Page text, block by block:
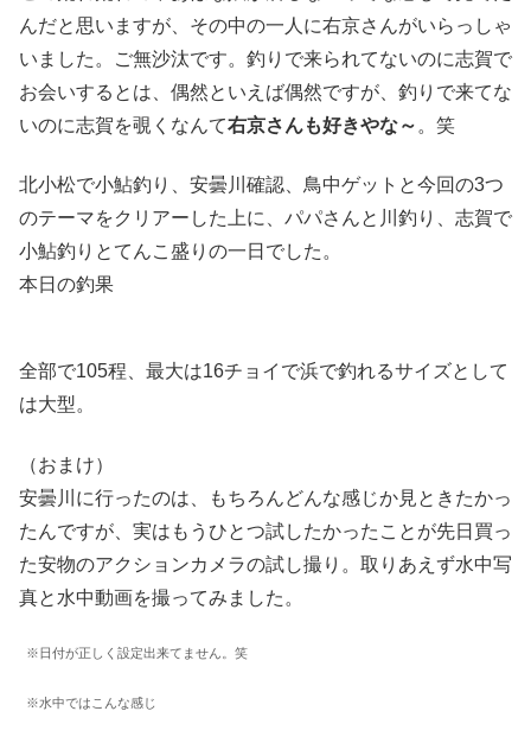
んだと思いますが、その中の一人に右京さんがいらっしゃ
いました。ご無沙汰です。釣りで来られてないのに志賀で
お会いするとは、偶然といえば偶然ですが、釣りで来てな
いのに志賀を覗くなんて右京さんも好きやな～ 。笑
北小松で小鮎釣り、安曇川確認、鳥中ゲットと今回の3つ
のテーマをクリアーした上に、パパさんと川釣り、志賀で
小鮎釣りとてんこ盛りの一日でした。
本日の釣果
全部で105程、最大は16チョイで浜で釣れるサイズとして
は大型。
（おまけ）
安曇川に行ったのは、もちろんどんな感じか見ときたかっ
たんですが、実はもうひとつ試したかったことが先日買っ
た安物のアクションカメラの試し撮り。取りあえず水中写
真と水中動画を撮ってみました。
※日付が正しく設定出来てません。笑
※水中ではこんな感じ